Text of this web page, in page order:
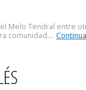
Melo Tendral entre
comunidad....